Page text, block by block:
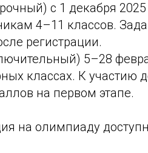
с 1 декабря
4–11 классов.
регистрации.
5–28
классах. К участию
на первом этапе.
на олимпиаду